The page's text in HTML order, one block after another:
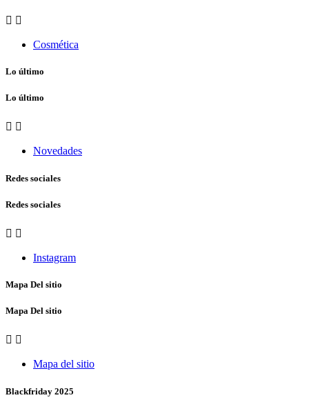
 
Cosmética
Lo último
Lo último
 
Novedades
Redes sociales
Redes sociales
 
Instagram
Mapa Del sitio
Mapa Del sitio
 
Mapa del sitio
Blackfriday 2025